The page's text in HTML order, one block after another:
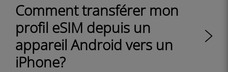
Comment transférer mon
profil eSIM depuis un
appareil Android vers un
iPhone?